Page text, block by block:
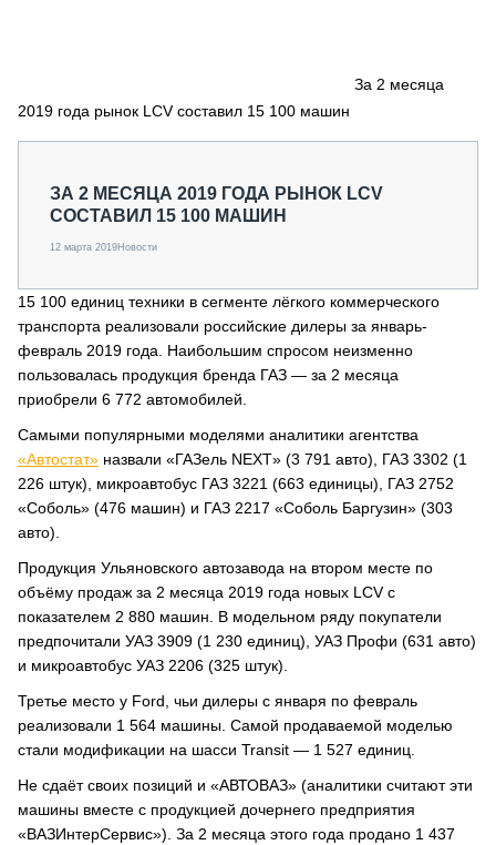
СПЕЦПРОЕКТЫ
О ПРОЕКТЕ
За 2 месяца
2019 года рынок LCV составил 15 100 машин
ЗА 2 МЕСЯЦА 2019 ГОДА РЫНОК LCV
СОСТАВИЛ 15 100 МАШИН
12 марта 2019Новости
15 100 единиц техники в сегменте лёгкого коммерческого
транспорта реализовали российские дилеры за январь-
февраль 2019 года. Наибольшим спросом неизменно
пользовалась продукция бренда ГАЗ — за 2 месяца
приобрели 6 772 автомобилей.
Самыми популярными моделями аналитики агентства
«Автостат» назвали «ГАЗель NEXT» (3 791 авто), ГАЗ 3302 (1
226 штук), микроавтобус ГАЗ 3221 (663 единицы), ГАЗ 2752
«Соболь» (476 машин) и ГАЗ 2217 «Соболь Баргузин» (303
авто).
Продукция Ульяновского автозавода на втором месте по
объёму продаж за 2 месяца 2019 года новых LCV с
показателем 2 880 машин. В модельном ряду покупатели
предпочитали УАЗ 3909 (1 230 единиц), УАЗ Профи (631 авто)
и микроавтобус УАЗ 2206 (325 штук).
Третье место у Ford, чьи дилеры с января по февраль
реализовали 1 564 машины. Самой продаваемой моделью
стали модификации на шасси Transit — 1 527 единиц.
Не сдаёт своих позиций и «АВТОВАЗ» (аналитики считают эти
машины вместе с продукцией дочернего предприятия
«ВАЗИнтерСервис»). За 2 месяца этого года продано 1 437